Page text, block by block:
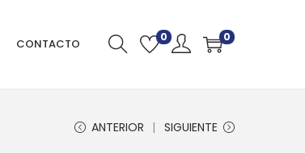
CONTACTO 0 0
ANTERIOR SIGUIENTE